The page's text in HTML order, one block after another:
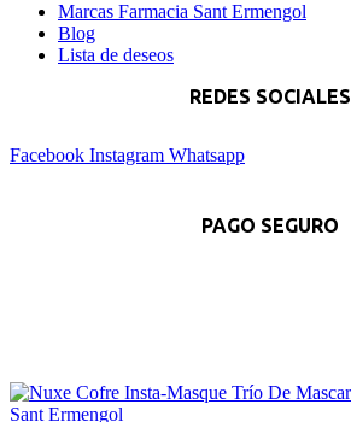
Marcas Farmacia Sant Ermengol
Blog
Lista de deseos
REDES SOCIALES
Facebook Instagram Whatsapp
PAGO SEGURO